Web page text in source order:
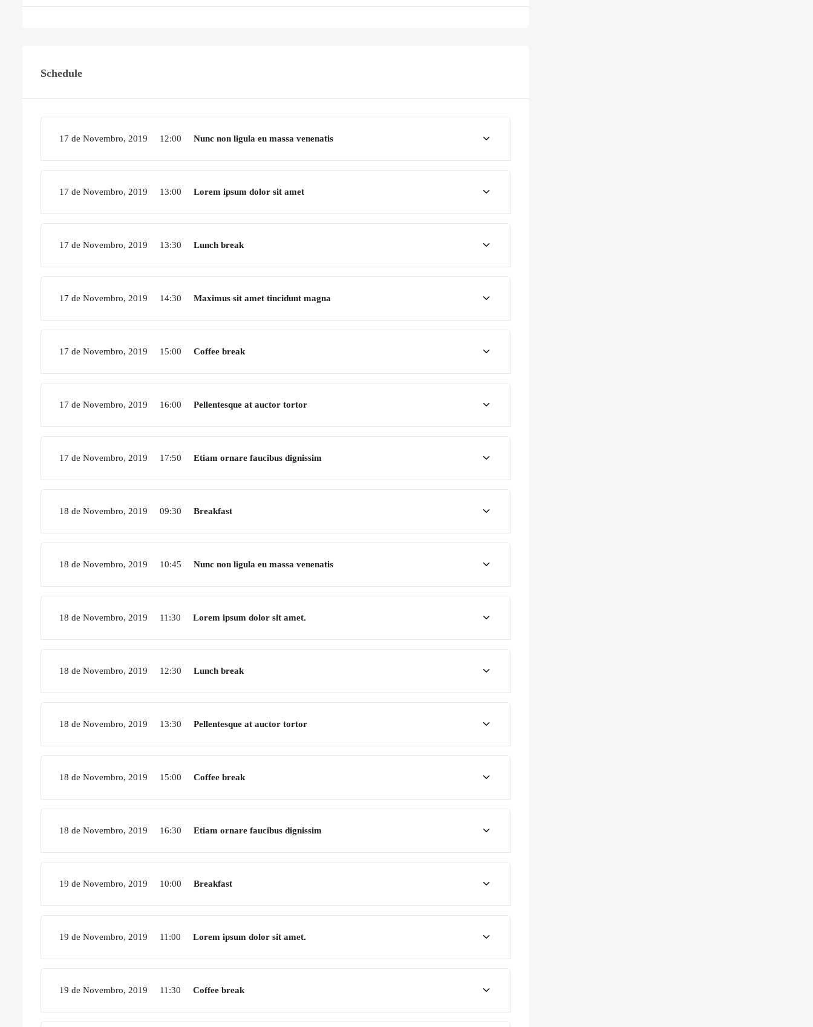
Schedule
17 de Novembro, 2019 12:00 Nunc non ligula eu massa venenatis
17 de Novembro, 2019 13:00 Lorem ipsum dolor sit amet
17 de Novembro, 2019 13:30 Lunch break
17 de Novembro, 2019 14:30 Maximus sit amet tincidunt magna
17 de Novembro, 2019 15:00 Coffee break
17 de Novembro, 2019 16:00 Pellentesque at auctor tortor
17 de Novembro, 2019 17:50 Etiam ornare faucibus dignissim
18 de Novembro, 2019 09:30 Breakfast
18 de Novembro, 2019 10:45 Nunc non ligula eu massa venenatis
18 de Novembro, 2019 11:30 Lorem ipsum dolor sit amet.
18 de Novembro, 2019 12:30 Lunch break
18 de Novembro, 2019 13:30 Pellentesque at auctor tortor
18 de Novembro, 2019 15:00 Coffee break
18 de Novembro, 2019 16:30 Etiam ornare faucibus dignissim
19 de Novembro, 2019 10:00 Breakfast
19 de Novembro, 2019 11:00 Lorem ipsum dolor sit amet.
19 de Novembro, 2019 11:30 Coffee break